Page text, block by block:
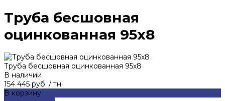
Труба бесшовная
оцинкованная 95х8
Труба бесшовная оцинкованная 95х8
В наличии
154 445 руб. / тн.
В корзину